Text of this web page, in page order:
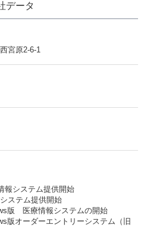
データ
宮原2-6-1
報システム提供開始
ステム提供開始
版 医療情報システムの開始
版オーダーエントリーシステム（旧